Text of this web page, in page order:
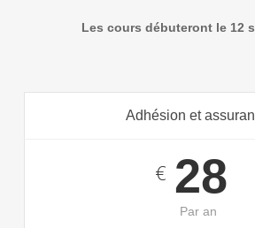
Les cours débuteront le 12
Adhésion et
€28
Par an